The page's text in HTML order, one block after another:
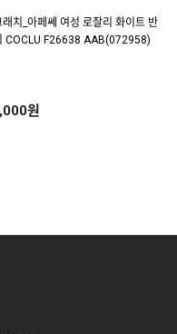
래치_아페쎄 여성 로잘리 화이트 반
COCLU F26638 AAB(072958)
원